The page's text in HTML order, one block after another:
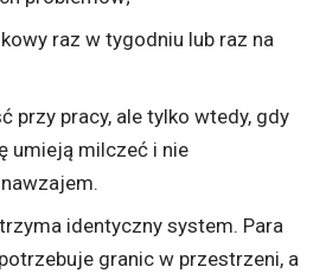
raz w tygodniu lub raz na
przy pracy, ale tylko wtedy, gdy
umieją milczeć i nie
identyczny system. Para
granic w przestrzeni, a